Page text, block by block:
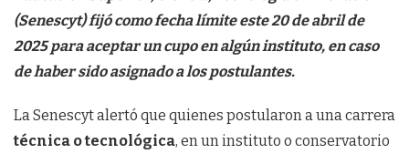
(Senescyt) fijó como fecha límite este 20 de abril de
2025 para aceptar un cupo en algún instituto, en caso
de haber sido asignado a los postulantes.
La Senescyt alertó que quienes postularon a una carrera
técnica o tecnológica, en un instituto o conservatorio